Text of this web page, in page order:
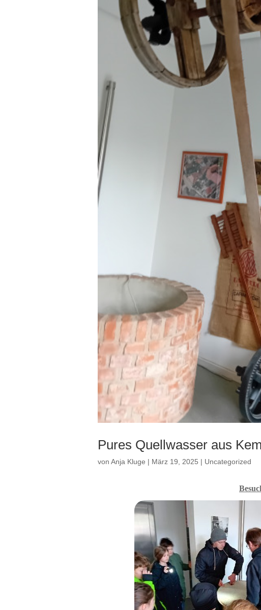
Pures Quellwasser aus
von Anja Kluge | März 19, 2025 | Uncategorized